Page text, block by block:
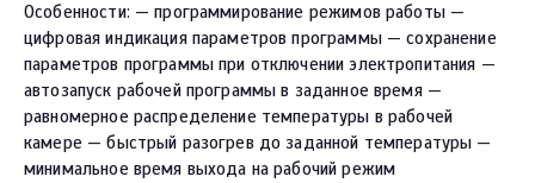
Особенности: — программирование режимов работы —
цифровая индикация параметров программы — сохранение
параметров программы при отключении электропитания —
автозапуск рабочей программы в заданное время —
равномерное распределение температуры в рабочей
камере — быстрый разогрев до заданной температуры —
минимальное время выхода на рабочий режим